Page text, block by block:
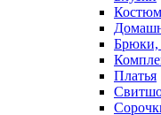
Брюки,
Платья